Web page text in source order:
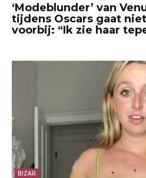
‘Modeblunder’ van
tijdens Oscars gaat
voorbij: “Ik zie haar
BIZAR